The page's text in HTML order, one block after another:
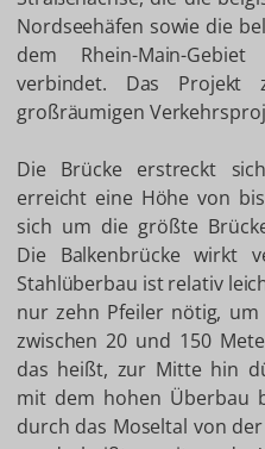
Nordseehäfen sowie die
dem Rhein-Main-
verbindet. Das Projekt
großräumigen
Die Brücke erstreckt
erreicht eine Höhe von
sich um die größte
Die Balkenbrücke wirkt
Stahlüberbau ist relativ
nur zehn Pfeiler nötig,
zwischen 20 und 150
das heißt, zur Mitte hin
mit dem hohen Überbau
durch das Moseltal von